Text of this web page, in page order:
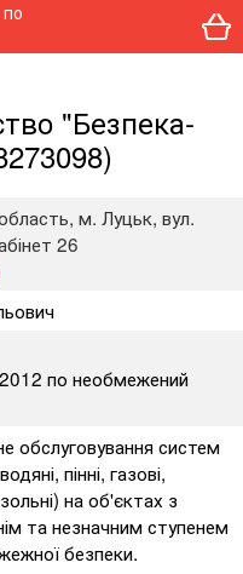
"Безпека-
м. Луцьк, вул.
26
по необмежений
обслуговування систем
пінні, газові,
на об'єктах з
та незначним ступенем
безпеки.